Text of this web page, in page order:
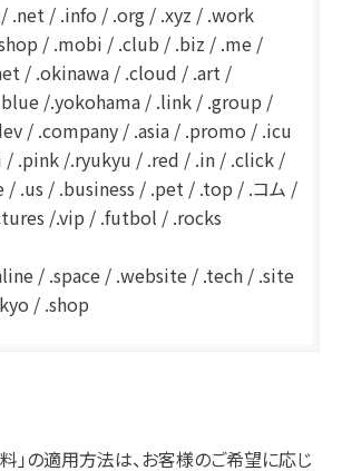
.net / .info / .org / .xyz / .work
/ .mobi / .club / .biz / .me /
/ .okinawa / .cloud / .art /
/.yokohama / .link / .group /
/ .company / .asia / .promo / .icu
/ .pink /.ryukyu / .red / .in / .click /
/ .us / .business / .pet / .top / .コム /
/.vip / .futbol / .rocks
/ .space / .website / .tech / .site
/ .shop
料」の適用方法は、お客様のご希望に応じ